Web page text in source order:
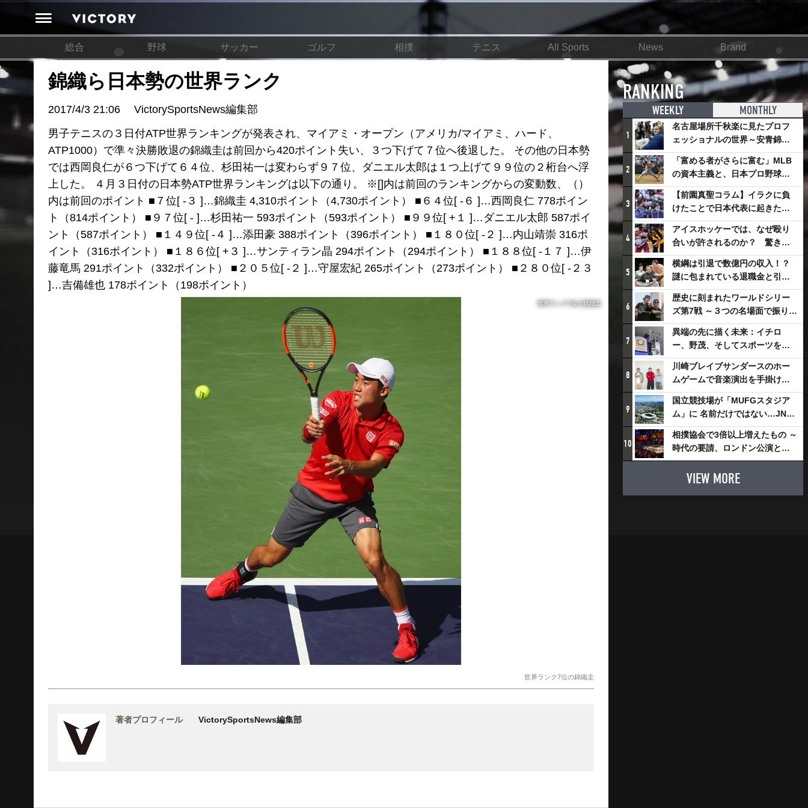
総合 野球 サッカー ゴルフ 相撲 テニス All Sports News Brand
錦織ら日本勢の世界ランク
2017/4/3 21:06
VictorySportsNews編集部
男子テニスの３日付ATP世界ランキングが発表され、マイアミ・オープン（アメリカ/マイアミ、ハード、
ATP1000）で準々決勝敗退の錦織圭は前回から420ポイント失い、３つ下げて７位へ後退した。 その他の日本勢
では西岡良仁が６つ下げて６４位、杉田祐一は変わらず９７位、ダニエル太郎は１つ上げて９９位の２桁台へ浮
上した。 ４月３日付の日本勢ATP世界ランキングは以下の通り。 ※[]内は前回のランキングからの変動数、（）
内は前回のポイント ■７位[ -３ ]…錦織圭 4,310ポイント（4,730ポイント） ■６４位[ -６ ]…西岡良仁 778ポイン
ト（814ポイント） ■９７位[ - ]…杉田祐一 593ポイント（593ポイント） ■９９位[ +１ ]…ダニエル太郎 587ポイ
ント（587ポイント） ■１４９位[ -４ ]…添田豪 388ポイント（396ポイント） ■１８０位[ -２ ]…内山靖崇 316ポ
イント（316ポイント） ■１８６位[ +３ ]…サンティラン晶 294ポイント（294ポイント） ■１８８位[ -１７ ]…伊
藤竜馬 291ポイント（332ポイント） ■２０５位[ -２ ]…守屋宏紀 265ポイント（273ポイント） ■２８０位[ -２３
]…吉備雄也 178ポイント（198ポイント）
世界ランク7位の錦織圭
世界ランク7位の錦織圭
著者プロフィール VictorySportsNews編集部
RANKING
WEEKLY MONTHLY
1
名古屋場所千秋楽に見たプロフ
ェッショナルの世界～安青錦の
優勝を巡るさまざまなドラマ
2
「富める者がさらに富む」MLB
の資本主義と、日本プロ野球が
踏み出せない一歩
3
【前園真聖コラム】イラクに負
けたことで日本代表に起きたプ
ラスとは
4
アイスホッケーでは、なぜ殴り
合いが許されるのか？ 驚きの
「ファイティング」ルールにつ
いて
5
横綱は引退で数億円の収入！？
謎に包まれている退職金と引退
相撲興行
6
歴史に刻まれたワールドシリー
ズ第7戦 ～３つの名場面で振り返
る～
7
異端の先に描く未来：イチロ
ー、野茂、そしてスポーツを支
える科学界の挑戦
8
川崎ブレイブサンダースのホー
ムゲームで音楽演出を手掛ける
スチャダラパーが川崎新！アリ
ーナシティ・プロジェクトを語
る 「楽しみでしかないでしょ。
川崎は、ずっと成長曲線だか
ら」
9
国立競技場が「MUFGスタジア
ム」に 名前だけではない…JNSE
とMUFGが“共創”し描く地域活
性化・社会価値創造の近未来図
とは
10
相撲協会で3倍以上増えたもの ～
時代の要請、ロンドン公演と古
式大相撲
VIEW MORE